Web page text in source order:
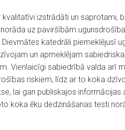
izstrādāti un saprotami,
uz paviršībām
katedrāli piemeklējusī
un apmeklējam
Vienlaicīgi sabiedrībā valda arī
riskiem, līdz ar to koka
lai gan publiskajos informācijas
koka ēku dedzināšanas testi